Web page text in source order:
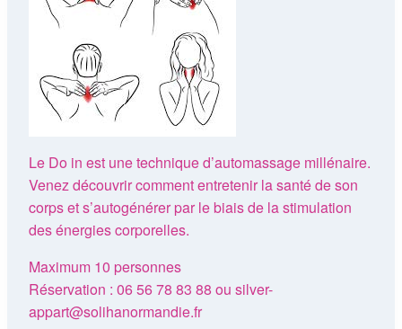
Le Do in est une technique d’automassage millénaire.
Venez découvrir comment entretenir la santé de son
corps et s’autogénérer par le biais de la stimulation
des énergies corporelles.
Maximum 10 personnes
Réservation : 06 56 78 83 88 ou silver-
appart@solihanormandie.fr